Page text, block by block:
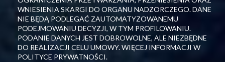
WNIESIENIA SKARGI DO ORGANU NADZORCZEGO. DANE
NIE BĘDĄ PODLEGAĆ ZAUTOMATYZOWANEMU
PODEJMOWANIU DECYZJI, W TYM PROFILOWANIU.
PODANIE DANYCH JEST DOBROWOLNE, ALE NIEZBĘDNE
DO REALIZACJI CELU UMOWY. WIĘCEJ INFORMACJI W
POLITYCE PRYWATNOŚCI.